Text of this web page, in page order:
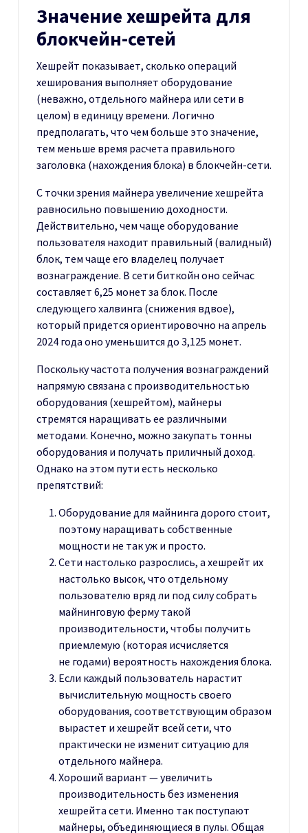
Значение хешрейта для
блокчейн-сетей
Хешрейт показывает, сколько операций
хеширования выполняет оборудование
(неважно, отдельного майнера или сети в
целом) в единицу времени. Логично
предполагать, что чем больше это значение,
тем меньше время расчета правильного
заголовка (нахождения блока) в блокчейн-сети.
С точки зрения майнера увеличение хешрейта
равносильно повышению доходности.
Действительно, чем чаще оборудование
пользователя находит правильный (валидный)
блок, тем чаще его владелец получает
вознаграждение. В сети биткойн оно сейчас
составляет 6,25 монет за блок. После
следующего халвинга (снижения вдвое),
который придется ориентировочно на апрель
2024 года оно уменьшится до 3,125 монет.
Поскольку частота получения вознаграждений
напрямую связана с производительностью
оборудования (хешрейтом), майнеры
стремятся наращивать ее различными
методами. Конечно, можно закупать тонны
оборудования и получать приличный доход.
Однако на этом пути есть несколько
препятствий:
Оборудование для майнинга дорого стоит,
поэтому наращивать собственные
мощности не так уж и просто.
Сети настолько разрослись, а хешрейт их
настолько высок, что отдельному
пользователю вряд ли под силу собрать
майнинговую ферму такой
производительности, чтобы получить
приемлемую (которая исчисляется
не годами) вероятность нахождения блока.
Если каждый пользователь нарастит
вычислительную мощность своего
оборудования, соответствующим образом
вырастет и хешрейт всей сети, что
практически не изменит ситуацию для
отдельного майнера.
Хороший вариант — увеличить
производительность без изменения
хешрейта сети. Именно так поступают
майнеры, объединяющиеся в пулы. Общая